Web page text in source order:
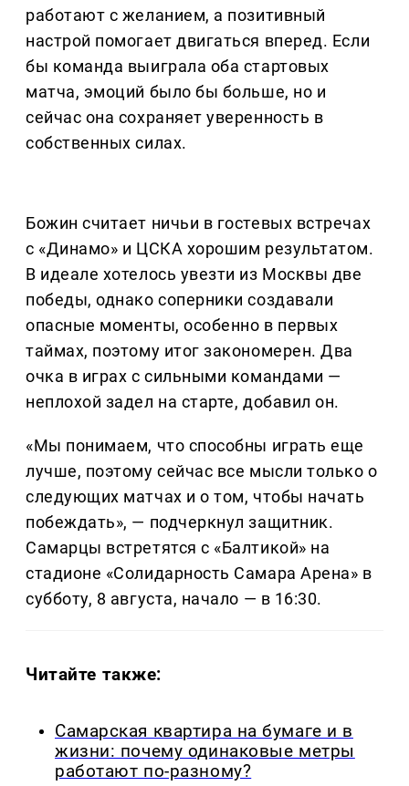
работают с желанием, а позитивный
настрой помогает двигаться вперед. Если
бы команда выиграла оба стартовых
матча, эмоций было бы больше, но и
сейчас она сохраняет уверенность в
собственных силах.
Божин считает ничьи в гостевых встречах
с «Динамо» и ЦСКА хорошим результатом.
В идеале хотелось увезти из Москвы две
победы, однако соперники создавали
опасные моменты, особенно в первых
таймах, поэтому итог закономерен. Два
очка в играх с сильными командами —
неплохой задел на старте, добавил он.
«Мы понимаем, что способны играть еще
лучше, поэтому сейчас все мысли только о
следующих матчах и о том, чтобы начать
побеждать», — подчеркнул защитник.
Самарцы встретятся с «Балтикой» на
стадионе «Солидарность Самара Арена» в
субботу, 8 августа, начало — в 16:30.
Читайте также:
Самарская квартира на бумаге и в
жизни: почему одинаковые метры
работают по-разному?